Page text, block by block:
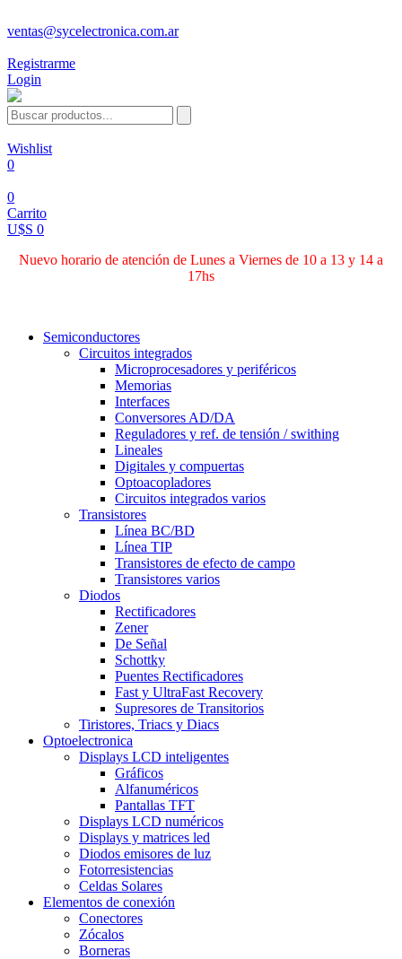
ventas@sycelectronica.com.ar
Registrarme
Login
Wishlist
0
0
Carrito
U$S 0
Nuevo horario de atención de Lunes a Viernes de 10 a 13 y 14 a
17hs
Semiconductores
Circuitos integrados
Microprocesadores y periféricos
Memorias
Interfaces
Conversores AD/DA
Reguladores y ref. de tensión / swithing
Lineales
Digitales y compuertas
Optoacopladores
Circuitos integrados varios
Transistores
Línea BC/BD
Línea TIP
Transistores de efecto de campo
Transistores varios
Diodos
Rectificadores
Zener
De Señal
Schottky
Puentes Rectificadores
Fast y UltraFast Recovery
Supresores de Transitorios
Tiristores, Triacs y Diacs
Optoelectronica
Displays LCD inteligentes
Gráficos
Alfanuméricos
Pantallas TFT
Displays LCD numéricos
Displays y matrices led
Diodos emisores de luz
Fotorresistencias
Celdas Solares
Elementos de conexión
Conectores
Zócalos
Borneras